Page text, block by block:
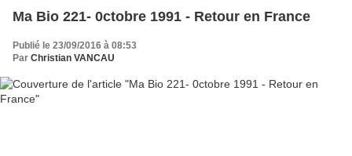
Ma Bio 221- 0ctobre 1991 - Retour en France
Publié le 23/09/2016 à 08:53
Par Christian VANCAU